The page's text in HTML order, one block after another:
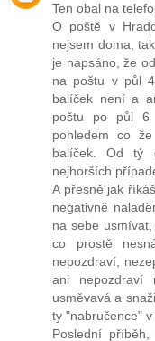
Ten obal na
O poště v
nejsem doma,
je napsáno, že
na poštu v půl
balíček není a
poštu po půl 6
pohledem co
balíček. Od tý
nejhorších
A přesně jak
negativně
na sebe
co prostě
nepozdraví,
ani nepozdraví
usměvavá a
ty "nabručence"
Poslední